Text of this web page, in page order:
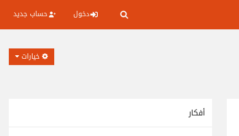
دخول حساب جديد
خيارات
أفكار